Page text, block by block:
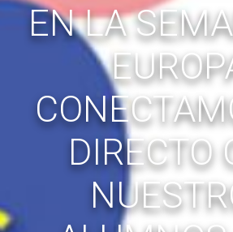
EN LA
DIRECTO